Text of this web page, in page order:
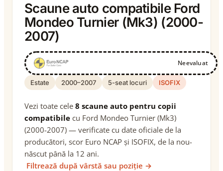
Scaune auto compatibile Ford
Mondeo Turnier (Mk3) (2000-
2007)
Neevaluat
Estate 2000–2007 5-seat locuri ISOFIX
Vezi toate cele 8 scaune auto pentru copii
compatibile cu Ford Mondeo Turnier (Mk3)
(2000-2007) — verificate cu date oficiale de la
producători, scor Euro NCAP și ISOFIX, de la nou-
născut până la 12 ani.
Filtrează după vârstă sau poziție →